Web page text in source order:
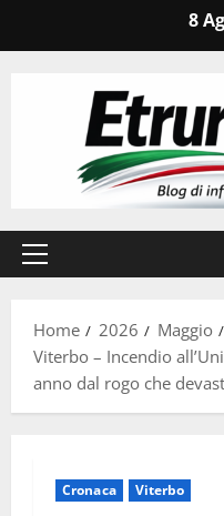
8
Menu
Home
2026 Maggio
Viterbo – Incendio
anno dal rogo che
Cronaca Viterbo